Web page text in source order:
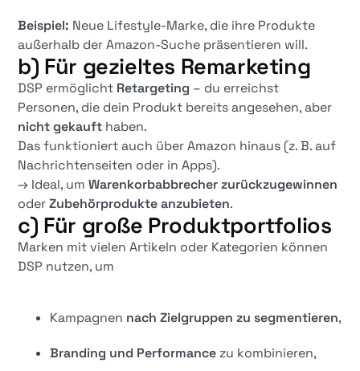
Beispiel: Neue Lifestyle-Marke, die ihre Produkte
außerhalb der Amazon-Suche präsentieren will.
b) Für gezieltes Remarketing
DSP ermöglicht Retargeting – du erreichst
Personen, die dein Produkt bereits angesehen, aber
nicht gekauft haben.
Das funktioniert auch über Amazon hinaus (z. B. auf
Nachrichtenseiten oder in Apps).
→ Ideal, umWarenkorbabbrecher zurückzugewinnen
oderZubehörprodukte anzubieten.
c) Für große Produktportfolios
Marken mit vielen Artikeln oder Kategorien können
DSP nutzen, um
Kampagnen nach Zielgruppen zu segmentieren,
Branding und Performance zu kombinieren,